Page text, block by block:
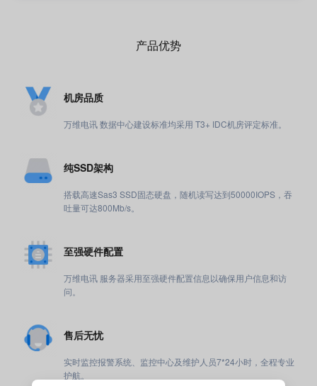
产品优势
机房品质
万维电讯 数据中心建设标准均采用 T3+ IDC机房评定标准。
纯SSD架构
搭载高速Sas3 SSD固态硬盘，随机读写达到50000IOPS，吞
吐量可达800Mb/s。
至强硬件配置
万维电讯 服务器采用至强硬件配置信息以确保用户信息和访
问。
售后无忧
实时监控报警系统、监控中心及维护人员7*24小时，全程专业
护航。